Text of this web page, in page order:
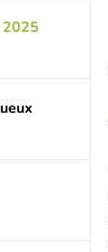
2025